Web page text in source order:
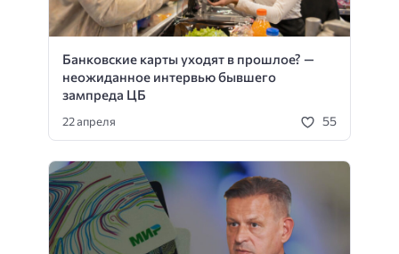
Банковские карты уходят в прошлое? —
неожиданное интервью бывшего
зампреда ЦБ
22 апреля 55